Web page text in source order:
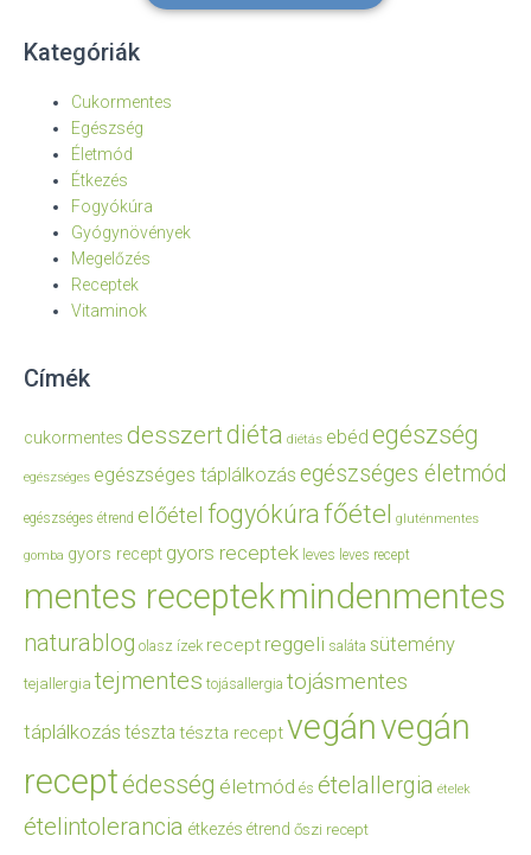
Kategóriák
Cukormentes
Egészség
Életmód
Étkezés
Fogyókúra
Gyógynövények
Megelőzés
Receptek
Vitaminok
Címék
cukormentes desszertdiéta diétás ebéd egészség
egészséges egészséges táplálkozás egészséges életmód
egészséges étrend előétel fogyókúrafőétel gluténmentes
gomba gyors recept gyors receptek leves leves recept
mentes receptekmindenmentes
naturablog olasz ízek recept reggeli saláta sütemény
tejallergia tejmentes tojásallergia tojásmentes
táplálkozás tészta tészta receptvegánvegán
receptédesség életmód és ételallergia ételek
ételintolerancia étkezés étrend őszi recept